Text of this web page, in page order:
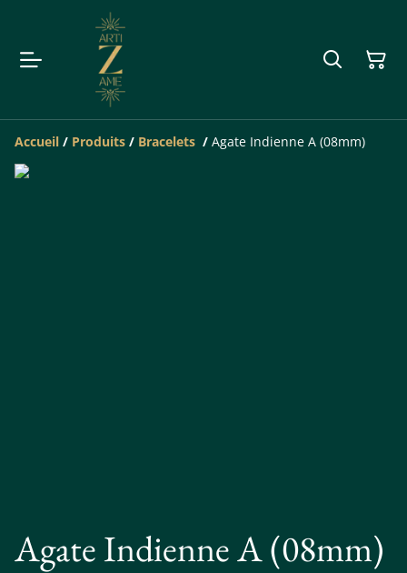
Accueil / Produits / Bracelets / Agate Indienne A (08mm)
Agate Indienne A (08mm)